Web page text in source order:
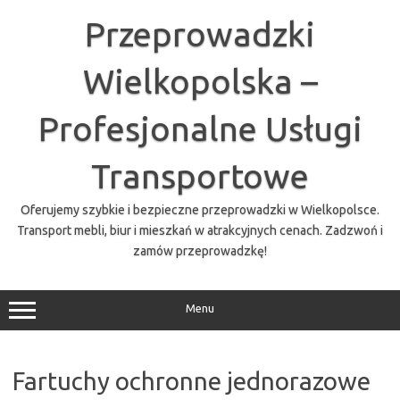
Przeprowadzki
Wielkopolska –
Profesjonalne Usługi
Transportowe
Oferujemy szybkie i bezpieczne przeprowadzki w Wielkopolsce.
Transport mebli, biur i mieszkań w atrakcyjnych cenach. Zadzwoń i
zamów przeprowadzkę!
Menu
Fartuchy ochronne jednorazowe